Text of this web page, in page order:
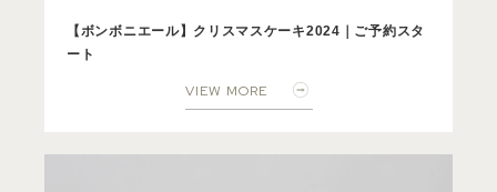
【ボンボニエール】クリスマスケーキ2024｜ご予約スタ
ート
VIEW MORE